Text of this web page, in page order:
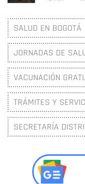
SALUD EN BOGOTÁ
JORNADAS DE
VACUNACIÓN
TRÁMITES Y
SECRETARÍA